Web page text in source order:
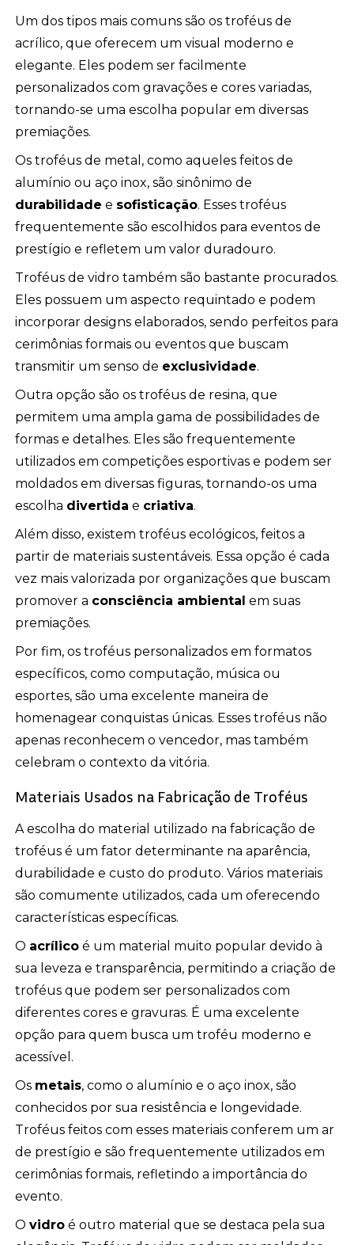
Um dos tipos mais comuns são os troféus de
acrílico, que oferecem um visual moderno e
elegante. Eles podem ser facilmente
personalizados com gravações e cores variadas,
tornando-se uma escolha popular em diversas
premiações.
Os troféus de metal, como aqueles feitos de
alumínio ou aço inox, são sinônimo de
durabilidade e sofisticação. Esses troféus
frequentemente são escolhidos para eventos de
prestígio e refletem um valor duradouro.
Troféus de vidro também são bastante procurados.
Eles possuem um aspecto requintado e podem
incorporar designs elaborados, sendo perfeitos para
cerimônias formais ou eventos que buscam
transmitir um senso de exclusividade.
Outra opção são os troféus de resina, que
permitem uma ampla gama de possibilidades de
formas e detalhes. Eles são frequentemente
utilizados em competições esportivas e podem ser
moldados em diversas figuras, tornando-os uma
escolha divertida e criativa.
Além disso, existem troféus ecológicos, feitos a
partir de materiais sustentáveis. Essa opção é cada
vez mais valorizada por organizações que buscam
promover a consciência ambiental em suas
premiações.
Por fim, os troféus personalizados em formatos
específicos, como computação, música ou
esportes, são uma excelente maneira de
homenagear conquistas únicas. Esses troféus não
apenas reconhecem o vencedor, mas também
celebram o contexto da vitória.
Materiais Usados na Fabricação de Troféus
A escolha do material utilizado na fabricação de
troféus é um fator determinante na aparência,
durabilidade e custo do produto. Vários materiais
são comumente utilizados, cada um oferecendo
características específicas.
O acrílico é um material muito popular devido à
sua leveza e transparência, permitindo a criação de
troféus que podem ser personalizados com
diferentes cores e gravuras. É uma excelente
opção para quem busca um troféu moderno e
acessível.
Os metais, como o alumínio e o aço inox, são
conhecidos por sua resistência e longevidade.
Troféus feitos com esses materiais conferem um ar
de prestígio e são frequentemente utilizados em
cerimônias formais, refletindo a importância do
evento.
Ovidro é outro material que se destaca pela sua